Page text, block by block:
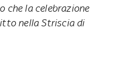
che la celebrazione
nella Striscia di